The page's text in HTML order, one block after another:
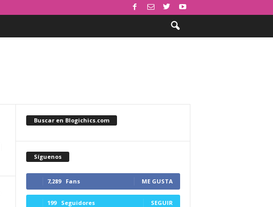
Buscar en Blogichics.com
Síguenos
7,289 Fans ME GUSTA
199 Seguidores SEGUIR